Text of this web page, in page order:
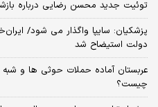
توئیت جدید محسن رضایی درباره
پزشکیان: سایپا واگذار می شود/
دولت استیضاح شد
عربستان آماده حملات حوثی ها و
چیست؟